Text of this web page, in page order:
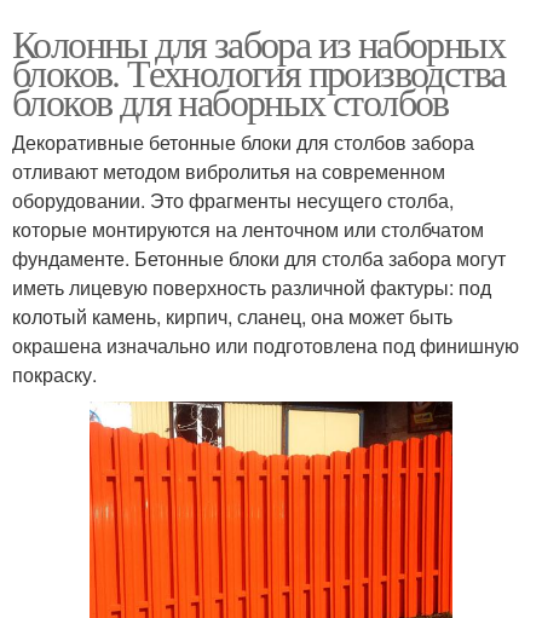
Колонны для забора из наборных
блоков. Технология производства
блоков для наборных столбов
Декоративные бетонные блоки для столбов забора
отливают методом вибролитья на современном
оборудовании. Это фрагменты несущего столба,
которые монтируются на ленточном или столбчатом
фундаменте. Бетонные блоки для столба забора могут
иметь лицевую поверхность различной фактуры: под
колотый камень, кирпич, сланец, она может быть
окрашена изначально или подготовлена под финишную
покраску.